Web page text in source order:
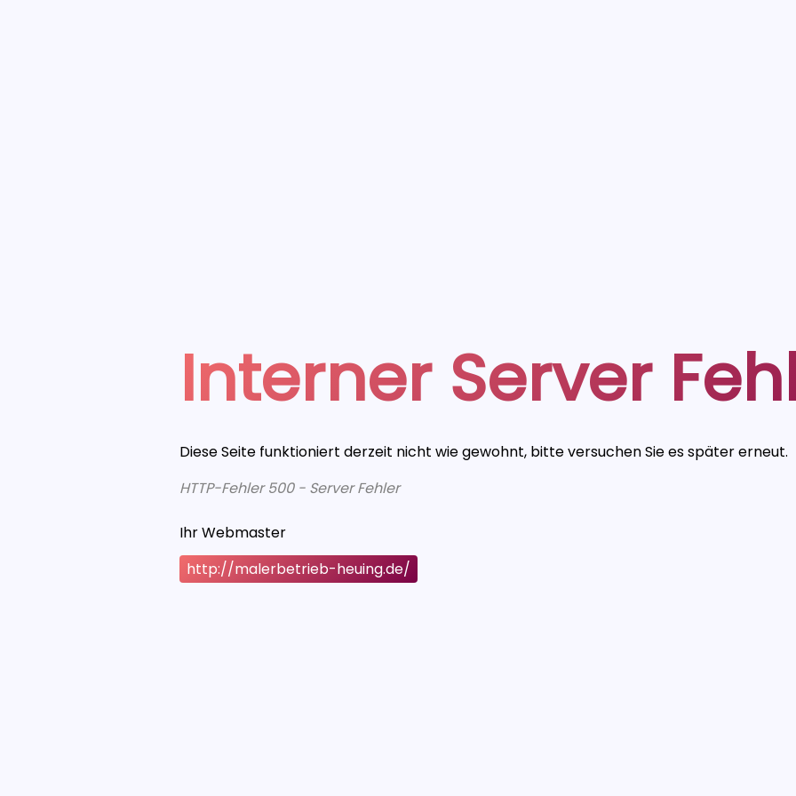
Interner Server
Diese Seite funktioniert derzeit nicht wie gewohnt, bitte versuchen Sie es später erneut.
HTTP-Fehler 500 - Server Fehler
Ihr Webmaster
http://malerbetrieb-heuing.de/